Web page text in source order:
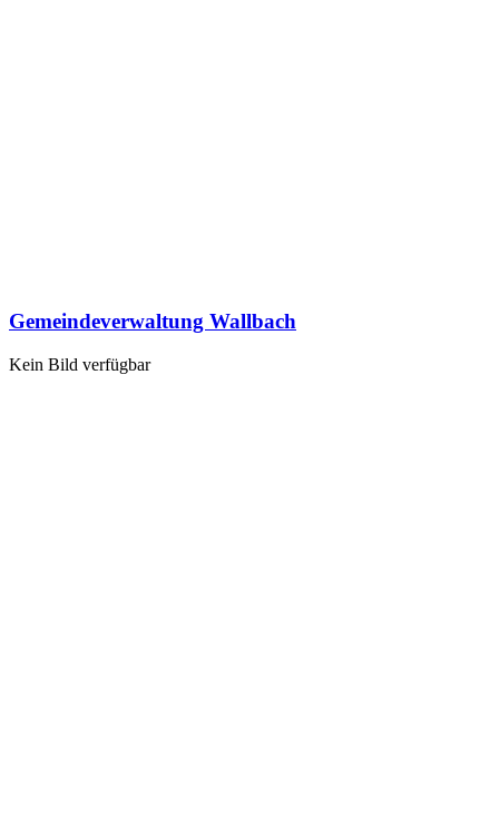
Gemeindeverwaltung Wallbach
Kein Bild verfügbar